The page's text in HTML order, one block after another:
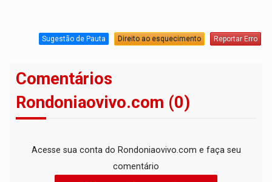
Sugestão de Pauta Direito ao esquecimento Reportar Erro
Comentários
Rondoniaovivo.com (0)
Acesse sua conta do Rondoniaovivo.com e faça seu
comentário